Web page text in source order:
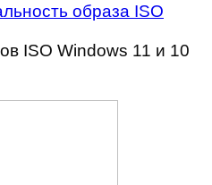
образа ISO
ISO Windows 11 и 10